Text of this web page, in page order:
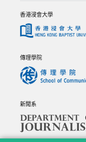
香港浸會大學
傳理學院
新聞系